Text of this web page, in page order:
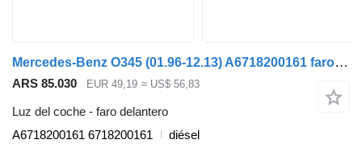
Mercedes-Benz O345 (01.96-12.13) A6718200161 faro delantero para Mercedes-Benz Bus II (1996-) autobús
ARS 85.030 EUR 49,19 ≈ US$ 56,83
Luz del coche - faro delantero
A6718200161 6718200161
diésel